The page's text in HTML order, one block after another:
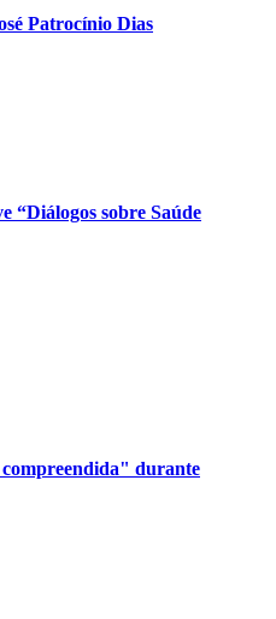
Patrocínio Dias
“Diálogos sobre Saúde
compreendida" durante